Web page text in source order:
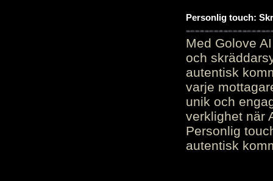
Personlig touch:
Med Golove
och
autentisk
varje
unik och
verklighet när
Personlig
autentisk